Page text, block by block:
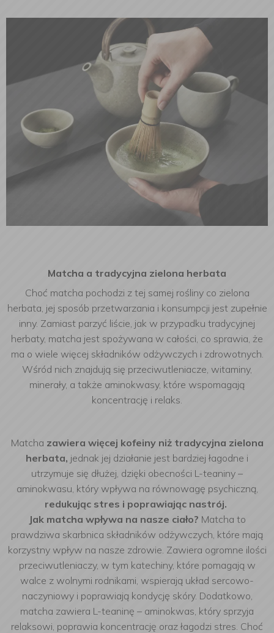
Matcha a tradycyjna zielona herbata
Choć matcha pochodzi z tej samej rośliny co zielona
herbata, jej sposób przetwarzania i konsumpcji jest zupełnie
inny. Zamiast parzyć liście, jak w przypadku tradycyjnej
herbaty, matcha jest spożywana w całości, co sprawia, że
ma o wiele więcej składników odżywczych i zdrowotnych.
Wśród nich znajdują się przeciwutleniacze, witaminy,
minerały, a także aminokwasy, które wspomagają
koncentrację i relaks.
Matcha zawiera więcej kofeiny niż tradycyjna zielona
herbata, jednak jej działanie jest bardziej łagodne i
utrzymuje się dłużej, dzięki obecności L-teaniny –
aminokwasu, który wpływa na równowagę psychiczną,
redukując stres i poprawiając nastrój.
Jak matcha wpływa na nasze ciało? Matcha to
prawdziwa skarbnica składników odżywczych, które mają
korzystny wpływ na nasze zdrowie. Zawiera ogromne ilości
przeciwutleniaczy, w tym katechiny, które pomagają w
walce z wolnymi rodnikami, wspierają układ sercowo-
naczyniowy i poprawiają kondycję skóry. Dodatkowo,
matcha zawiera L-teaninę – aminokwas, który sprzyja
relaksowi, poprawia koncentrację oraz łagodzi stres. Choć